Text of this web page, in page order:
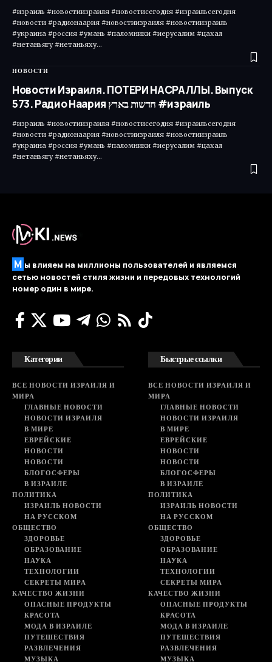
#израиль #новостиизраиля #новостисегодня #израильсегодня
#новости #радионаария #новостиизраиля #новостиизраиль
#украина #россия #умань #паломники #иерусалим #цахал
#нетаньягу #нетаньяху…
НОВОСТИ
Новости Израиля. ПОТЕРИ НАСРАЛЛЫ. Выпуск
573. Радио Наария חדשות בארץ #израиль
#израиль #новостиизраиля #новостисегодня #израильсегодня
#новости #радионаария #новостиизраиля #новостиизраиль
#украина #россия #умань #паломники #иерусалим #цахал
#нетаньягу #нетаньяху…
М ы влияем на миллионы пользователей и являемся
сетью новостей стиля жизни и передовых технологий
номер один в мире.
Категории
ВСЕ НОВОСТИ ИЗРАИЛЯ И
МИРА
ГЛАВНЫЕ НОВОСТИ
НОВОСТИ ИЗРАИЛЯ
В МИРЕ
ЕВРЕЙСКИЕ
НОВОСТИ
НОВОСТИ
БЛОГОСФЕРЫ
В ИЗРАИЛЕ
ПОЛИТИКА
ИЗРАИЛЬ НОВОСТИ
НА РУССКОМ
ОБЩЕСТВО
ЗДОРОВЬЕ
ОБРАЗОВАНИЕ
НАУКА
ТЕХНОЛОГИИ
СЕКРЕТЫ МИРА
КАЧЕСТВО ЖИЗНИ
ОПАСНЫЕ ПРОДУКТЫ
КРАСОТА
МОДА В ИЗРАИЛЕ
ПУТЕШЕСТВИЯ
РАЗВЛЕЧЕНИЯ
МУЗЫКА
Быстрые ссылки
ВСЕ НОВОСТИ ИЗРАИЛЯ И
МИРА
ГЛАВНЫЕ НОВОСТИ
НОВОСТИ ИЗРАИЛЯ
В МИРЕ
ЕВРЕЙСКИЕ
НОВОСТИ
НОВОСТИ
БЛОГОСФЕРЫ
В ИЗРАИЛЕ
ПОЛИТИКА
ИЗРАИЛЬ НОВОСТИ
НА РУССКОМ
ОБЩЕСТВО
ЗДОРОВЬЕ
ОБРАЗОВАНИЕ
НАУКА
ТЕХНОЛОГИИ
СЕКРЕТЫ МИРА
КАЧЕСТВО ЖИЗНИ
ОПАСНЫЕ ПРОДУКТЫ
КРАСОТА
МОДА В ИЗРАИЛЕ
ПУТЕШЕСТВИЯ
РАЗВЛЕЧЕНИЯ
МУЗЫКА